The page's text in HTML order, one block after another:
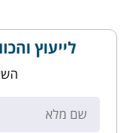
תוצאה של היובש. (אציין,
הוציא לי את הניתוח
לייעוץ